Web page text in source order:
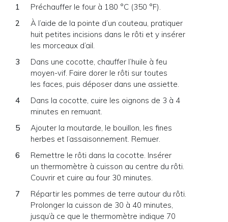
Préchauffer le four à 180 °C (350 °F).
À l’aide de la pointe d’un couteau, pratiquer
huit petites incisions dans le rôti et y insérer
les morceaux d’ail.
Dans une cocotte, chauffer l’huile à feu
moyen-vif. Faire dorer le rôti sur toutes
les faces, puis déposer dans une assiette.
Dans la cocotte, cuire les oignons de 3 à 4
minutes en remuant.
Ajouter la moutarde, le bouillon, les fines
herbes et l’assaisonnement. Remuer.
Remettre le rôti dans la cocotte. Insérer
un thermomètre à cuisson au centre du rôti.
Couvrir et cuire au four 30 minutes.
Répartir les pommes de terre autour du rôti.
Prolonger la cuisson de 30 à 40 minutes,
jusqu’à ce que le thermomètre indique 70